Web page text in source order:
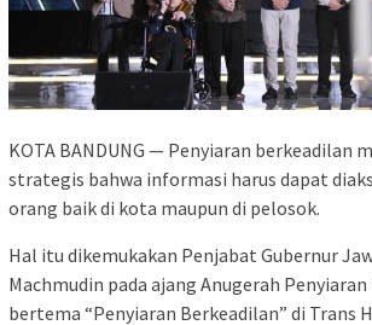
KOTA BANDUNG — Penyiaran berkeadilan
strategis bahwa informasi harus dapat
orang baik di kota maupun di pelosok.
Hal itu dikemukakan Penjabat Gubernur
Machmudin pada ajang Anugerah Penyiaran
bertema “Penyiaran Berkeadilan” di Trans